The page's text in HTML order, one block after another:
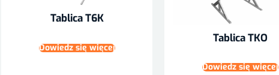
Tablica T6K
Dowiedz się więcej
Tablica TKO
Dowiedz się więcej